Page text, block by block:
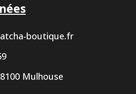
boutique.fr
Mulhouse